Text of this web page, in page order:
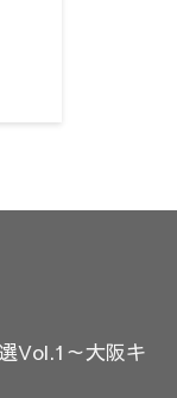
Vol.1～大阪キ